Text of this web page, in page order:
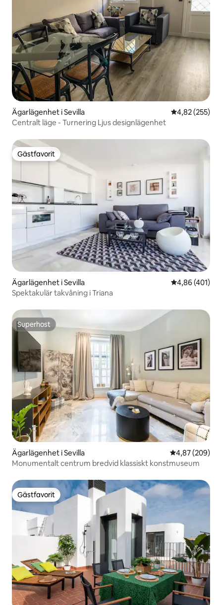
Ägarlägenhet i Sevilla 4,82 av 5 i
4,82 (255)
Centralt läge - Turnering Ljus designlägenhet
Gästfavorit
Gästfavorit
Ägarlägenhet i Sevilla 4,86 av 5 i
4,86 (401)
Spektakulär takvåning i Triana
Superhost
Superhost
Ägarlägenhet i Sevilla 4,87 av 5 i
4,87 (209)
Monumentalt centrum bredvid klassiskt konstmuseum
Gästfavorit
Gästfavorit